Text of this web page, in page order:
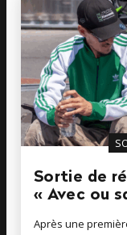
Sortie de
« Avec ou
Après une